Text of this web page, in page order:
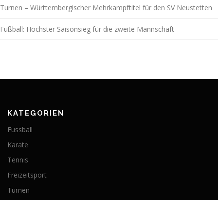
Turnen – Württembergischer Mehrkampftitel für den SV Neustetten
Fußball: Höchster Saisonsieg für die zweite Mannschaft
KATEGORIEN
Fussball
Karate
Tennis
Freizeitsport
Turnen